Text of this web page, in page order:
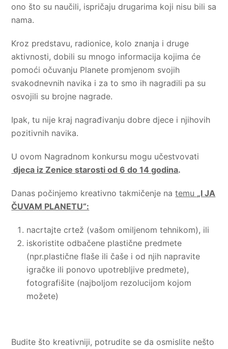
ono što su naučili, ispričaju drugarima koji nisu bili sa
nama.
Kroz predstavu, radionice, kolo znanja i druge
aktivnosti, dobili su mnogo informacija kojima će
pomoći očuvanju Planete promjenom svojih
svakodnevnih navika i za to smo ih nagradili pa su
osvojili su brojne nagrade.
Ipak, tu nije kraj nagrađivanju dobre djece i njihovih
pozitivnih navika.
U ovom Nagradnom konkursu mogu učestvovati
djeca iz Zenice starosti od 6 do 14 godina.
Danas počinjemo kreativno takmičenje natemu „I JA
ČUVAM PLANETU“:
nacrtajte crtež (vašom omiljenom tehnikom), ili
iskoristite odbačene plastične predmete
(npr.plastične flaše ili čaše i od njih napravite
igračke ili ponovo upotrebljive predmete),
fotografišite (najboljom rezolucijom kojom
možete)
Budite što kreativniji, potrudite se da osmislite nešto